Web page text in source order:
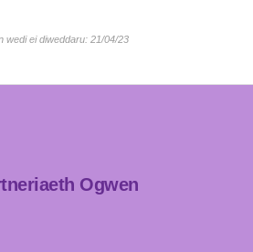
wedi ei diweddaru: 21/04/23
Ogwen